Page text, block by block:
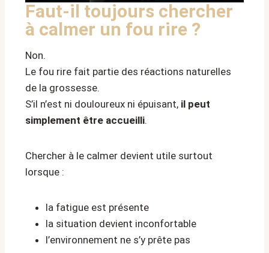
Faut-il toujours chercher
à calmer un fou rire ?
Non.
Le fou rire fait partie des réactions naturelles
de la grossesse.
S’il n’est ni douloureux ni épuisant, il peut
simplement être accueilli.
Chercher à le calmer devient utile surtout
lorsque :
la fatigue est présente
la situation devient inconfortable
l’environnement ne s’y prête pas